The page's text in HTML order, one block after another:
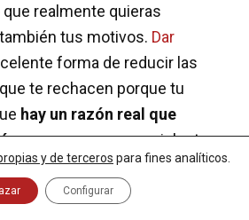
realmente quieras
tus motivos. Dar
forma de reducir las
te rechacen porque tu
hay un razón real que
, y que no es un capricho tuyo.
mensajes asertivos:
y de terceros para fines analíticos.
Configurar